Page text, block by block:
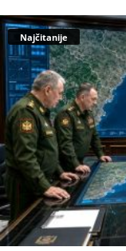
Najčitanije